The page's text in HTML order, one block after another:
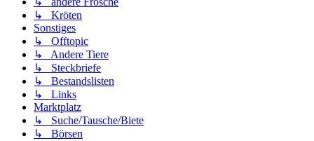
↳ Kröten
Sonstiges
↳ Offtopic
↳ Andere Tiere
↳ Steckbriefe
↳ Bestandslisten
↳ Links
Marktplatz
↳ Suche/Tausche/Biete
↳ Börsen